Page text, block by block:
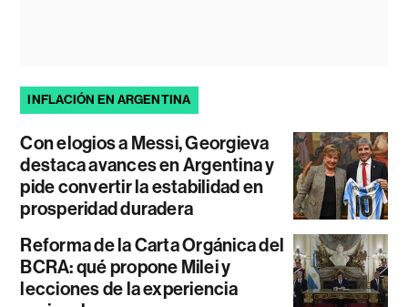
INFLACIÓN EN ARGENTINA
Con elogios a Messi, Georgieva
destaca avances en Argentina y
pide convertir la estabilidad en
prosperidad duradera
Reforma de la Carta Orgánica del
BCRA: qué propone Milei y
lecciones de la experiencia